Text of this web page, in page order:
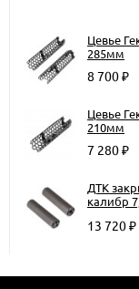
Цевье
285мм
8 700
Цевье
210мм
7 280
ДТК
калибр
13 720